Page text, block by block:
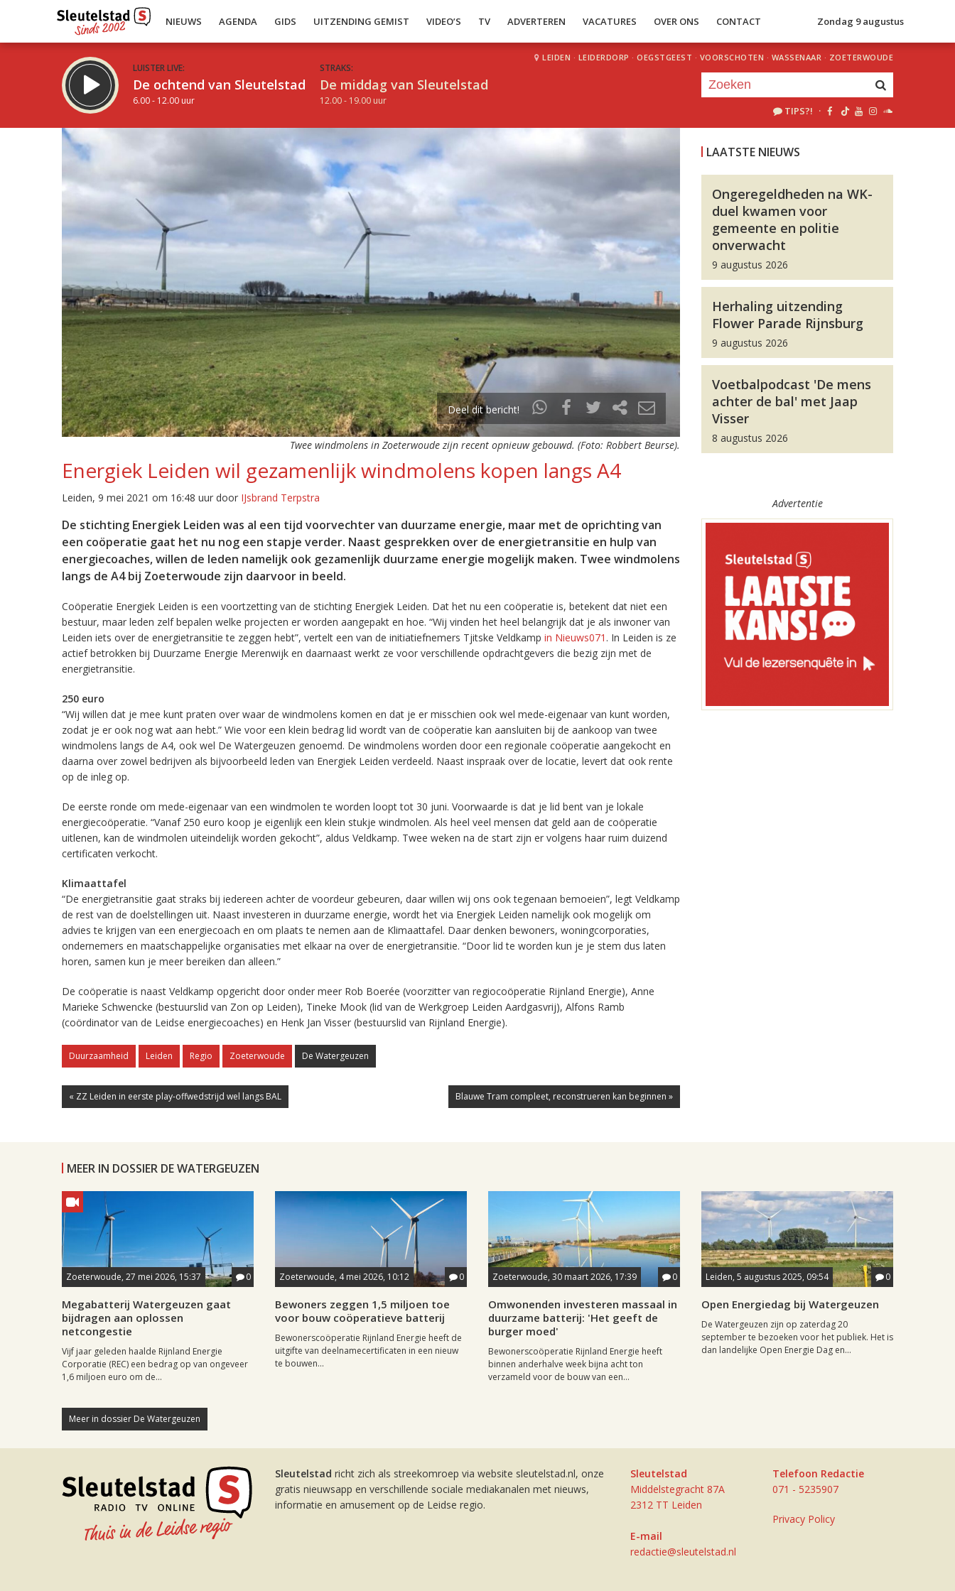
NIEUWS AGENDA GIDS UITZENDING GEMIST VIDEO’S TV ADVERTEREN VACATURES OVER ONS CONTACT Zondag 9 augustus
LUISTER LIVE:
De ochtend van Sleutelstad
6.00 - 12.00 uur
STRAKS:
De middag van Sleutelstad
12.00 - 19.00 uur
LEIDEN · LEIDERDORP · OEGSTGEEST · VOORSCHOTEN · WASSENAAR · ZOETERWOUDE
TIPS?! ·
Deel dit bericht!
Twee windmolens in Zoeterwoude zijn recent opnieuw gebouwd. (Foto: Robbert Beurse).
Energiek Leiden wil gezamenlijk windmolens kopen langs A4
Leiden, 9 mei 2021 om 16:48 uur door IJsbrand Terpstra
De stichting Energiek Leiden was al een tijd voorvechter van duurzame energie, maar met de oprichting van
een coöperatie gaat het nu nog een stapje verder. Naast gesprekken over de energietransitie en hulp van
energiecoaches, willen de leden namelijk ook gezamenlijk duurzame energie mogelijk maken. Twee windmolens
langs de A4 bij Zoeterwoude zijn daarvoor in beeld.
Coöperatie Energiek Leiden is een voortzetting van de stichting Energiek Leiden. Dat het nu een coöperatie is, betekent dat niet een
bestuur, maar leden zelf bepalen welke projecten er worden aangepakt en hoe. “Wij vinden het heel belangrijk dat je als inwoner van
Leiden iets over de energietransitie te zeggen hebt”, vertelt een van de initiatiefnemers Tjitske Veldkamp in Nieuws071 . In Leiden is ze
actief betrokken bij Duurzame Energie Merenwijk en daarnaast werkt ze voor verschillende opdrachtgevers die bezig zijn met de
energietransitie.
250 euro
“Wij willen dat je mee kunt praten over waar de windmolens komen en dat je er misschien ook wel mede-eigenaar van kunt worden,
zodat je er ook nog wat aan hebt.” Wie voor een klein bedrag lid wordt van de coöperatie kan aansluiten bij de aankoop van twee
windmolens langs de A4, ook wel De Watergeuzen genoemd. De windmolens worden door een regionale coöperatie aangekocht en
daarna over zowel bedrijven als bijvoorbeeld leden van Energiek Leiden verdeeld. Naast inspraak over de locatie, levert dat ook rente
op de inleg op.
De eerste ronde om mede-eigenaar van een windmolen te worden loopt tot 30 juni. Voorwaarde is dat je lid bent van je lokale
energiecoöperatie. “Vanaf 250 euro koop je eigenlijk een klein stukje windmolen. Als heel veel mensen dat geld aan de coöperatie
uitlenen, kan de windmolen uiteindelijk worden gekocht”, aldus Veldkamp. Twee weken na de start zijn er volgens haar ruim duizend
certificaten verkocht.
Klimaattafel
“De energietransitie gaat straks bij iedereen achter de voordeur gebeuren, daar willen wij ons ook tegenaan bemoeien”, legt Veldkamp
de rest van de doelstellingen uit. Naast investeren in duurzame energie, wordt het via Energiek Leiden namelijk ook mogelijk om
advies te krijgen van een energiecoach en om plaats te nemen aan de Klimaattafel. Daar denken bewoners, woningcorporaties,
ondernemers en maatschappelijke organisaties met elkaar na over de energietransitie. “Door lid te worden kun je je stem dus laten
horen, samen kun je meer bereiken dan alleen.”
De coöperatie is naast Veldkamp opgericht door onder meer Rob Boerée (voorzitter van regiocoöperatie Rijnland Energie), Anne
Marieke Schwencke (bestuurslid van Zon op Leiden), Tineke Mook (lid van de Werkgroep Leiden Aardgasvrij), Alfons Ramb
(coördinator van de Leidse energiecoaches) en Henk Jan Visser (bestuurslid van Rijnland Energie).
Duurzaamheid Leiden Regio Zoeterwoude De Watergeuzen
« ZZ Leiden in eerste play-offwedstrijd wel langs BAL Blauwe Tram compleet, reconstrueren kan beginnen »
LAATSTE NIEUWS
Ongeregeldheden na WK-
duel kwamen voor
gemeente en politie
onverwacht
9 augustus 2026
Herhaling uitzending
Flower Parade Rijnsburg
9 augustus 2026
Voetbalpodcast 'De mens
achter de bal' met Jaap
Visser
8 augustus 2026
Advertentie
MEER IN DOSSIER DE WATERGEUZEN
Zoeterwoude, 27 mei 2026, 15:37 0
Megabatterij Watergeuzen gaat
bijdragen aan oplossen
netcongestie
Vijf jaar geleden haalde Rijnland Energie
Corporatie (REC) een bedrag op van ongeveer
1,6 miljoen euro om de...
Zoeterwoude, 4 mei 2026, 10:12 0
Bewoners zeggen 1,5 miljoen toe
voor bouw coöperatieve batterij
Bewonerscoöperatie Rijnland Energie heeft de
uitgifte van deelnamecertificaten in een nieuw
te bouwen...
Zoeterwoude, 30 maart 2026, 17:39 0
Omwonenden investeren massaal in
duurzame batterij: 'Het geeft de
burger moed'
Bewonerscoöperatie Rijnland Energie heeft
binnen anderhalve week bijna acht ton
verzameld voor de bouw van een...
Leiden, 5 augustus 2025, 09:54 0
Open Energiedag bij Watergeuzen
De Watergeuzen zijn op zaterdag 20
september te bezoeken voor het publiek. Het is
dan landelijke Open Energie Dag en...
Meer in dossier De Watergeuzen
Sleutelstad richt zich als streekomroep via website sleutelstad.nl, onze
gratis nieuwsapp en verschillende sociale mediakanalen met nieuws,
informatie en amusement op de Leidse regio.
Sleutelstad
Middelstegracht 87A
2312 TT Leiden
E-mail
redactie@sleutelstad.nl
Telefoon Redactie
071 - 5235907
Privacy Policy